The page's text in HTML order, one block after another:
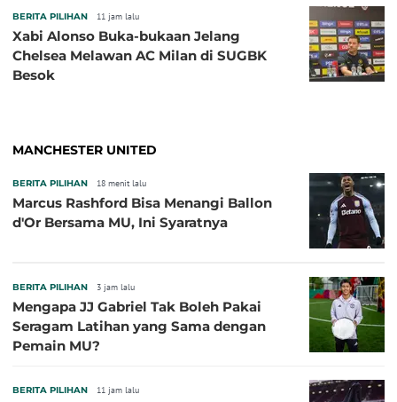
BERITA PILIHAN 11 jam lalu
Xabi Alonso Buka-bukaan Jelang
Chelsea Melawan AC Milan di SUGBK
Besok
MANCHESTER UNITED
BERITA PILIHAN 18 menit lalu
Marcus Rashford Bisa Menangi Ballon
d'Or Bersama MU, Ini Syaratnya
BERITA PILIHAN 3 jam lalu
Mengapa JJ Gabriel Tak Boleh Pakai
Seragam Latihan yang Sama dengan
Pemain MU?
BERITA PILIHAN 11 jam lalu